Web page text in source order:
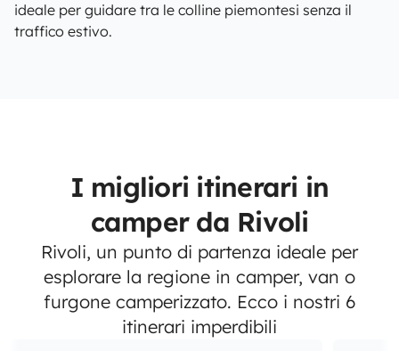
ideale per guidare tra le colline piemontesi senza il
traffico estivo.
I migliori itinerari in
camper da Rivoli
Rivoli, un punto di partenza ideale per
esplorare la regione in camper, van o
furgone camperizzato. Ecco i nostri 6
itinerari imperdibili